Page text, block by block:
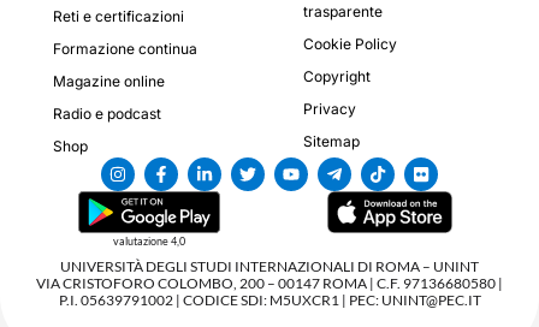
Reti e certificazioni
Formazione continua
Magazine online
Radio e podcast
Shop
trasparente
Cookie Policy
Copyright
Privacy
Sitemap
valutazione 4,0
UNIVERSITÀ DEGLI STUDI INTERNAZIONALI DI ROMA – UNINT
VIA CRISTOFORO COLOMBO, 200 – 00147 ROMA | C.F. 97136680580 |
P.I. 05639791002 | CODICE SDI: M5UXCR1 | PEC: UNINT@PEC.IT